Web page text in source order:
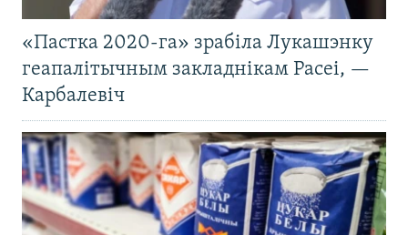
«Пастка 2020-га» зрабіла Лукашэнку
геапалітычным закладнікам Расеі, —
Карбалевіч